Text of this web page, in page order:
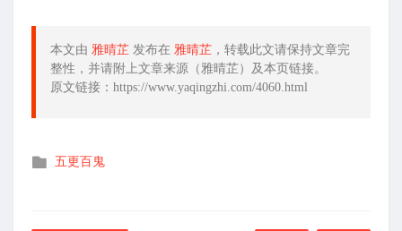
本文由 雅晴芷 发布在 雅晴芷 ，转载此文请保持文章完
整性，并请附上文章来源（雅晴芷）及本页链接。
原文链接：https://www.yaqingzhi.com/4060.html
发
五更百鬼